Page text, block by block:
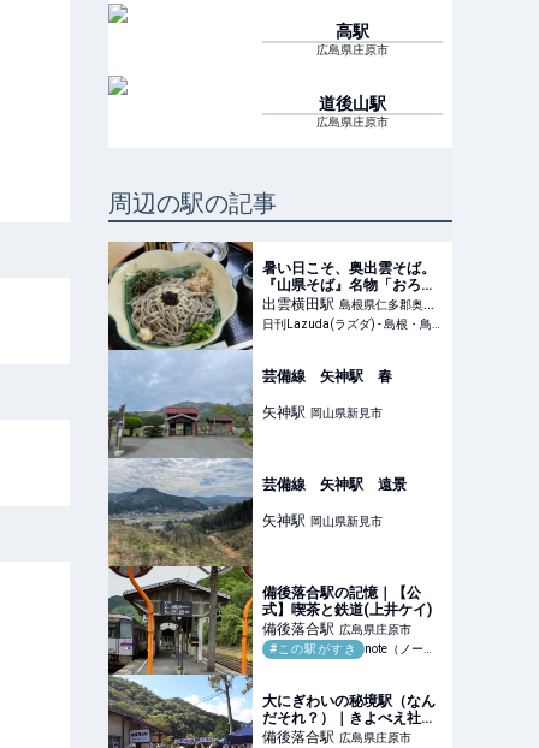
高駅
広島県庄原市
道後山駅
広島県庄原市
周辺の駅の記事
暑い日こそ、奥出雲そば。
『山県そば』名物「おろち
そば」でひと休み – 日刊
Lazuda
出雲横田駅 島根県仁多郡奥出
雲町
日刊Lazuda(ラズダ) - 島根・鳥取を知る、見る、食べる、遊ぶ、暮らすWebマガジン
芸備線 矢神駅 春
矢神駅 岡山県新見市
芸備線 矢神駅 遠景
矢神駅 岡山県新見市
備後落合駅の記憶｜【公
式】喫茶と鉄道(上井ケイ)
備後落合駅 広島県庄原市
#この駅がすき
note（ノート）
大にぎわいの秘境駅（なん
だそれ？）｜きよべえ社会
科の窓(佐藤清崇)
備後落合駅 広島県庄原市